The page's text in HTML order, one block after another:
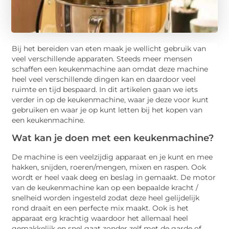
Bij het bereiden van eten maak je wellicht gebruik van
veel verschillende apparaten. Steeds meer mensen
schaffen een keukenmachine aan omdat deze machine
heel veel verschillende dingen kan en daardoor veel
ruimte en tijd bespaard. In dit artikelen gaan we iets
verder in op de keukenmachine, waar je deze voor kunt
gebruiken en waar je op kunt letten bij het kopen van
een keukenmachine.
Wat kan je doen met een keukenmachine?
De machine is een veelzijdig apparaat en je kunt en mee
hakken, snijden, roeren/mengen, mixen en raspen. Ook
wordt er heel vaak deeg en beslag in gemaakt. De motor
van de keukenmachine kan op een bepaalde kracht /
snelheid worden ingesteld zodat deze heel gelijdelijk
rond draait en een perfecte mix maakt. Ook is het
apparaat erg krachtig waardoor het allemaal heel